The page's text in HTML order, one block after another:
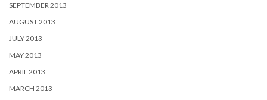
SEPTEMBER 2013
AUGUST 2013
JULY 2013
MAY 2013
APRIL 2013
MARCH 2013